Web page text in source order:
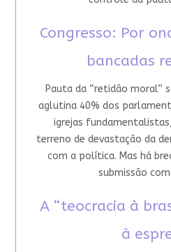
Congresso: Por
bancadas
Pauta da “retidão moral”
aglutina 40% dos
igrejas
terreno de devastação da
com a política. Mas há
submissão
A “teocracia à
à